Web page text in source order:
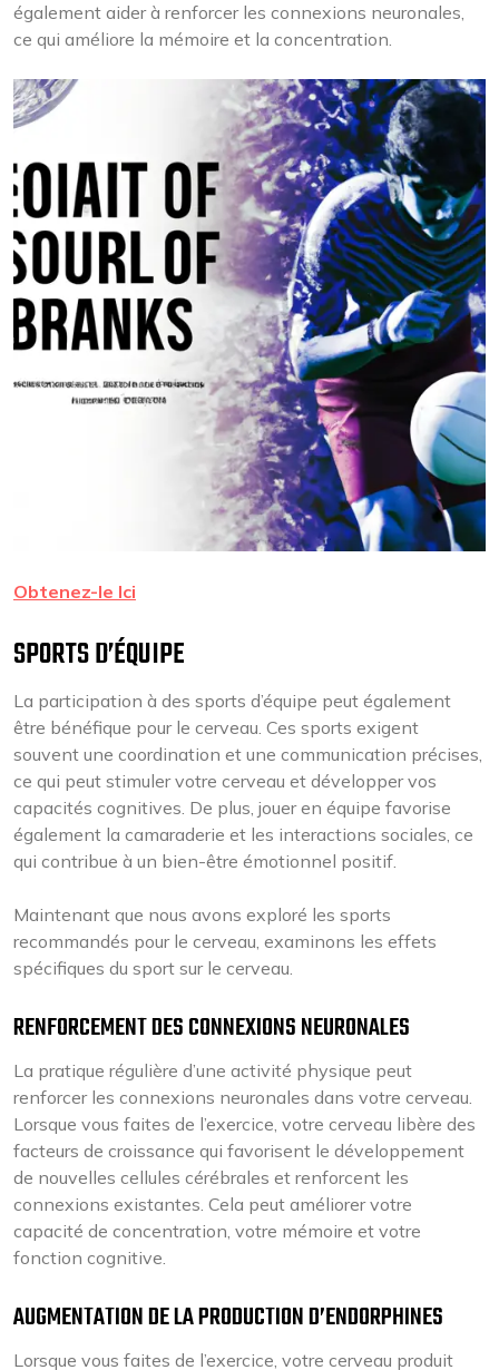
également aider à renforcer les connexions neuronales,
ce qui améliore la mémoire et la concentration.
Obtenez-le Ici
SPORTS D’ÉQUIPE
La participation à des sports d’équipe peut également
être bénéfique pour le cerveau. Ces sports exigent
souvent une coordination et une communication précises,
ce qui peut stimuler votre cerveau et développer vos
capacités cognitives. De plus, jouer en équipe favorise
également la camaraderie et les interactions sociales, ce
qui contribue à un bien-être émotionnel positif.
Maintenant que nous avons exploré les sports
recommandés pour le cerveau, examinons les effets
spécifiques du sport sur le cerveau.
RENFORCEMENT DES CONNEXIONS NEURONALES
La pratique régulière d’une activité physique peut
renforcer les connexions neuronales dans votre cerveau.
Lorsque vous faites de l’exercice, votre cerveau libère des
facteurs de croissance qui favorisent le développement
de nouvelles cellules cérébrales et renforcent les
connexions existantes. Cela peut améliorer votre
capacité de concentration, votre mémoire et votre
fonction cognitive.
AUGMENTATION DE LA PRODUCTION D’ENDORPHINES
Lorsque vous faites de l’exercice, votre cerveau produit